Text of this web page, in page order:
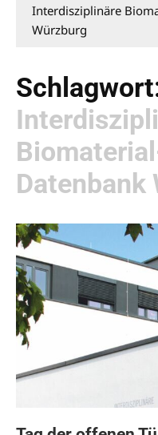
Interdisziplinäre
Würzburg
Datenbank